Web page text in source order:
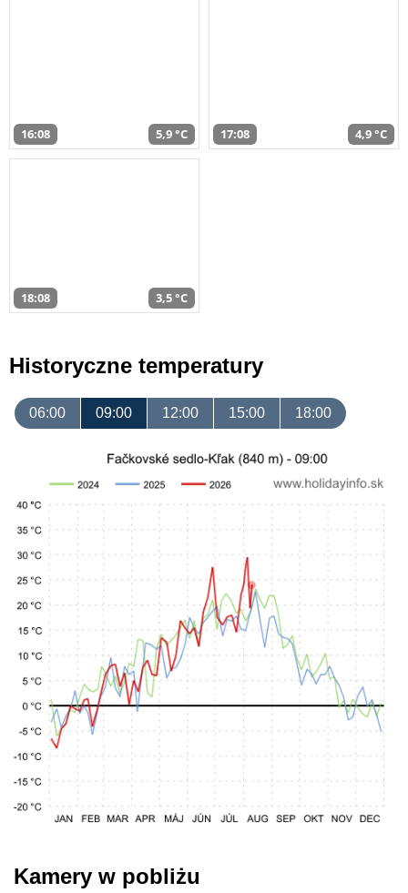
16:08 5,9 °C 17:08 4,9 °C
18:08 3,5 °C
Historyczne temperatury
06:00 09:00 12:00 15:00 18:00
Kamery w pobliżu